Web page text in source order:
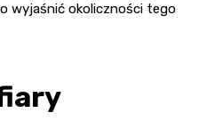
wyjaśnić okoliczności tego